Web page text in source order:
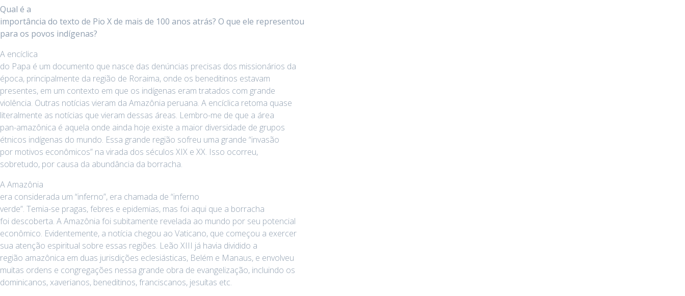
Qual é a
importância do texto de Pio X de mais de 100 anos atrás? O que ele representou
para os povos indígenas?
A encíclica
do Papa é um documento que nasce das denúncias precisas dos missionários da
época, principalmente da região de Roraima, onde os beneditinos estavam
presentes, em um contexto em que os indígenas eram tratados com grande
violência. Outras notícias vieram da Amazônia peruana. A encíclica retoma quase
literalmente as notícias que vieram dessas áreas. Lembro-me de que a área
pan-amazônica é aquela onde ainda hoje existe a maior diversidade de grupos
étnicos indígenas do mundo. Essa grande região sofreu uma grande “invasão
por motivos econômicos” na virada dos séculos XIX e XX. Isso ocorreu,
sobretudo, por causa da abundância da borracha.
A Amazônia
era considerada um “inferno”, era chamada de “inferno
verde”. Temia-se pragas, febres e epidemias, mas foi aqui que a borracha
foi descoberta. A Amazônia foi subitamente revelada ao mundo por seu potencial
econômico. Evidentemente, a notícia chegou ao Vaticano, que começou a exercer
sua atenção espiritual sobre essas regiões. Leão XIII já havia dividido a
região amazônica em duas jurisdições eclesiásticas, Belém e Manaus, e envolveu
muitas ordens e congregações nessa grande obra de evangelização, incluindo os
dominicanos, xaverianos, beneditinos, franciscanos, jesuítas etc.